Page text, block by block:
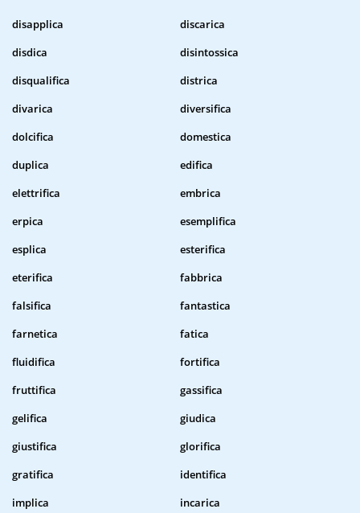
disapplica
discarica
disdica
disintossica
disqualifica
districa
divarica
diversifica
dolcifica
domestica
duplica
edifica
elettrifica
embrica
erpica
esemplifica
esplica
esterifica
eterifica
fabbrica
falsifica
fantastica
farnetica
fatica
fluidifica
fortifica
fruttifica
gassifica
gelifica
giudica
giustifica
glorifica
gratifica
identifica
implica
incarica